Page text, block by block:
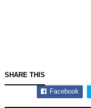
SHARE THIS
Facebook